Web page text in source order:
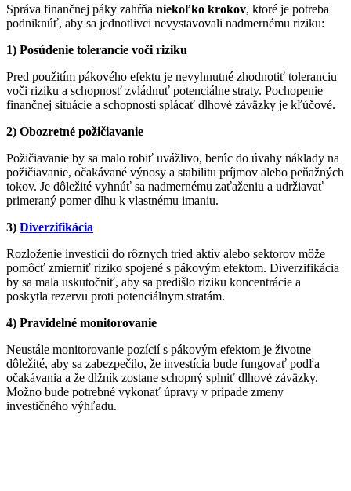
Správa finančnej páky zahŕňa niekoľko krokov, ktoré je potreba
podniknúť, aby sa jednotlivci nevystavovali nadmernému riziku:
1) Posúdenie tolerancie voči riziku
Pred použitím pákového efektu je nevyhnutné zhodnotiť toleranciu
voči riziku a schopnosť zvládnuť potenciálne straty. Pochopenie
finančnej situácie a schopnosti splácať dlhové záväzky je kľúčové.
2) Obozretné požičiavanie
Požičiavanie by sa malo robiť uvážlivo, berúc do úvahy náklady na
požičiavanie, očakávané výnosy a stabilitu príjmov alebo peňažných
tokov. Je dôležité vyhnúť sa nadmernému zaťaženiu a udržiavať
primeraný pomer dlhu k vlastnému imaniu.
3) Diverzifikácia
Rozloženie investícií do rôznych tried aktív alebo sektorov môže
pomôcť zmierniť riziko spojené s pákovým efektom. Diverzifikácia
by sa mala uskutočniť, aby sa predišlo riziku koncentrácie a
poskytla rezervu proti potenciálnym stratám.
4) Pravidelné monitorovanie
Neustále monitorovanie pozícií s pákovým efektom je životne
dôležité, aby sa zabezpečilo, že investícia bude fungovať podľa
očakávania a že dlžník zostane schopný splniť dlhové záväzky.
Možno bude potrebné vykonať úpravy v prípade zmeny
investičného výhľadu.